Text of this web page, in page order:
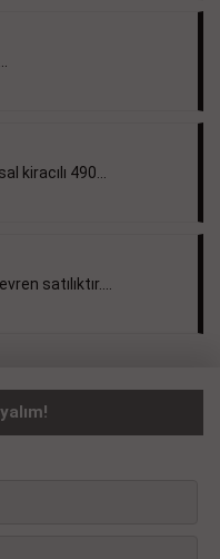
kiracılı 490...
satılıktır....